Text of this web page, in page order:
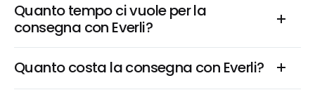
Quanto tempo ci vuole per la
consegna con Everli?
Quanto costa la consegna con Everli?